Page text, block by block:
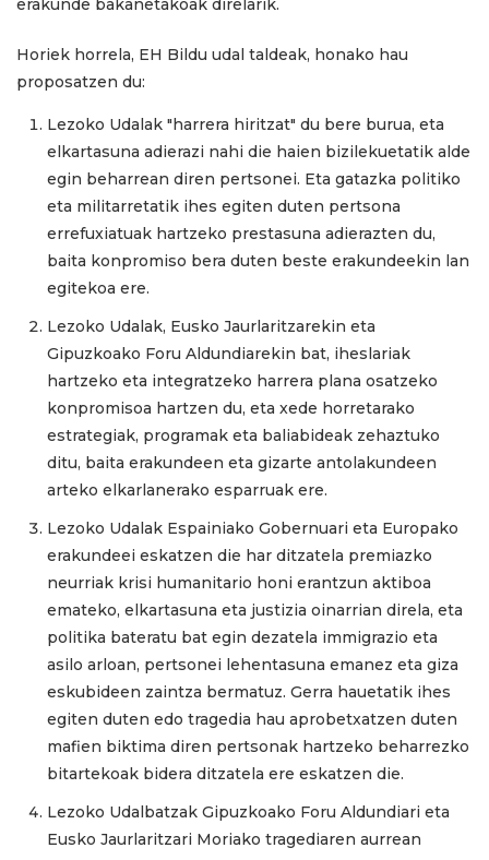
Horiek horrela, EH Bildu udal taldeak, honako hau
proposatzen du:
Lezoko Udalak "harrera hiritzat" du bere burua, eta
elkartasuna adierazi nahi die haien bizilekuetatik alde
egin beharrean diren pertsonei. Eta gatazka politiko
eta militarretatik ihes egiten duten pertsona
errefuxiatuak hartzeko prestasuna adierazten du,
baita konpromiso bera duten beste erakundeekin lan
egitekoa ere.
Lezoko Udalak, Eusko Jaurlaritzarekin eta
Gipuzkoako Foru Aldundiarekin bat, iheslariak
hartzeko eta integratzeko harrera plana osatzeko
konpromisoa hartzen du, eta xede horretarako
estrategiak, programak eta baliabideak zehaztuko
ditu, baita erakundeen eta gizarte antolakundeen
arteko elkarlanerako esparruak ere.
Lezoko Udalak Espainiako Gobernuari eta Europako
erakundeei eskatzen die har ditzatela premiazko
neurriak krisi humanitario honi erantzun aktiboa
emateko, elkartasuna eta justizia oinarrian direla, eta
politika bateratu bat egin dezatela immigrazio eta
asilo arloan, pertsonei lehentasuna emanez eta giza
eskubideen zaintza bermatuz. Gerra hauetatik ihes
egiten duten edo tragedia hau aprobetxatzen duten
mafien biktima diren pertsonak hartzeko beharrezko
bitartekoak bidera ditzatela ere eskatzen die.
Lezoko Udalbatzak Gipuzkoako Foru Aldundiari eta
Eusko Jaurlaritzari Moriako tragediaren aurrean